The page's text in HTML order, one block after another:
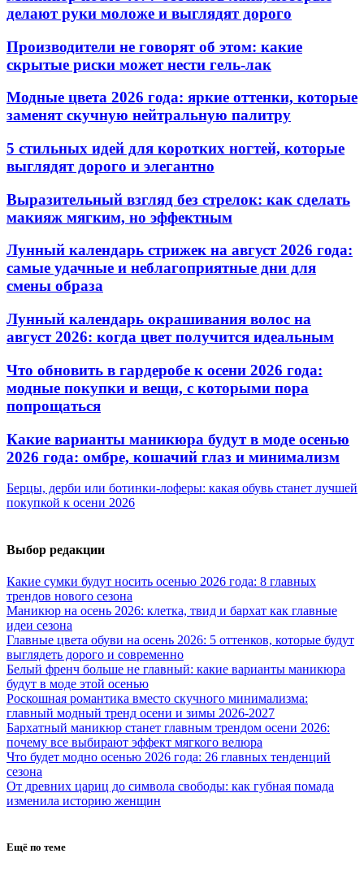
делают руки моложе и выглядят дорого
Производители не говорят об этом: какие
скрытые риски может нести гель-лак
Модные цвета 2026 года: яркие оттенки, которые
заменят скучную нейтральную палитру
5 стильных идей для коротких ногтей, которые
выглядят дорого и элегантно
Выразительный взгляд без стрелок: как сделать
макияж мягким, но эффектным
Лунный календарь стрижек на август 2026 года:
самые удачные и неблагоприятные дни для
смены образа
Лунный календарь окрашивания волос на
август 2026: когда цвет получится идеальным
Что обновить в гардеробе к осени 2026 года:
модные покупки и вещи, с которыми пора
попрощаться
Какие варианты маникюра будут в моде осенью
2026 года: омбре, кошачий глаз и минимализм
Берцы, дерби или ботинки-лоферы: какая обувь станет лучшей
покупкой к осени 2026
Выбор редакции
Какие сумки будут носить осенью 2026 года: 8 главных
трендов нового сезона
Маникюр на осень 2026: клетка, твид и бархат как главные
идеи сезона
Главные цвета обуви на осень 2026: 5 оттенков, которые будут
выглядеть дорого и современно
Белый френч больше не главный: какие варианты маникюра
будут в моде этой осенью
Роскошная романтика вместо скучного минимализма:
главный модный тренд осени и зимы 2026-2027
Бархатный маникюр станет главным трендом осени 2026:
почему все выбирают эффект мягкого велюра
Что будет модно осенью 2026 года: 26 главных тенденций
сезона
От древних цариц до символа свободы: как губная помада
изменила историю женщин
Ещё по теме